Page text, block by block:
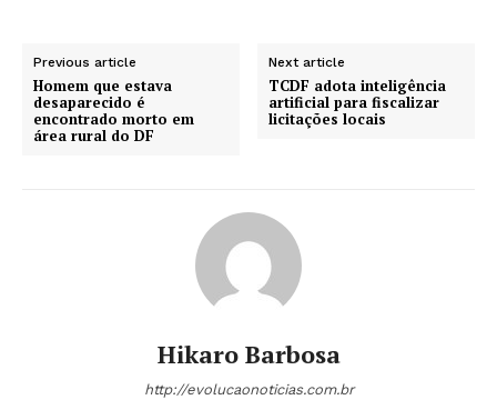
Previous article
Homem que estava
desaparecido é
encontrado morto em
área rural do DF
Next article
TCDF adota inteligência
artificial para fiscalizar
licitações locais
Hikaro Barbosa
http://evolucaonoticias.com.br